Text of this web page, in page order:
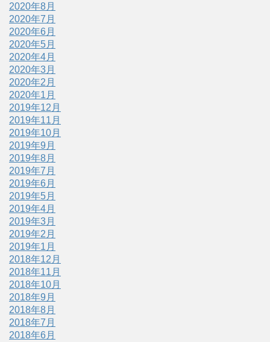
2020年8月
2020年7月
2020年6月
2020年5月
2020年4月
2020年3月
2020年2月
2020年1月
2019年12月
2019年11月
2019年10月
2019年9月
2019年8月
2019年7月
2019年6月
2019年5月
2019年4月
2019年3月
2019年2月
2019年1月
2018年12月
2018年11月
2018年10月
2018年9月
2018年8月
2018年7月
2018年6月